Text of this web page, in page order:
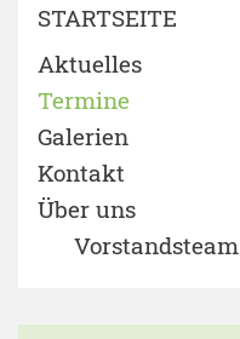
STARTSEITE
Aktuelles
Termine
Galerien
Kontakt
Über uns
Vorstandsteam